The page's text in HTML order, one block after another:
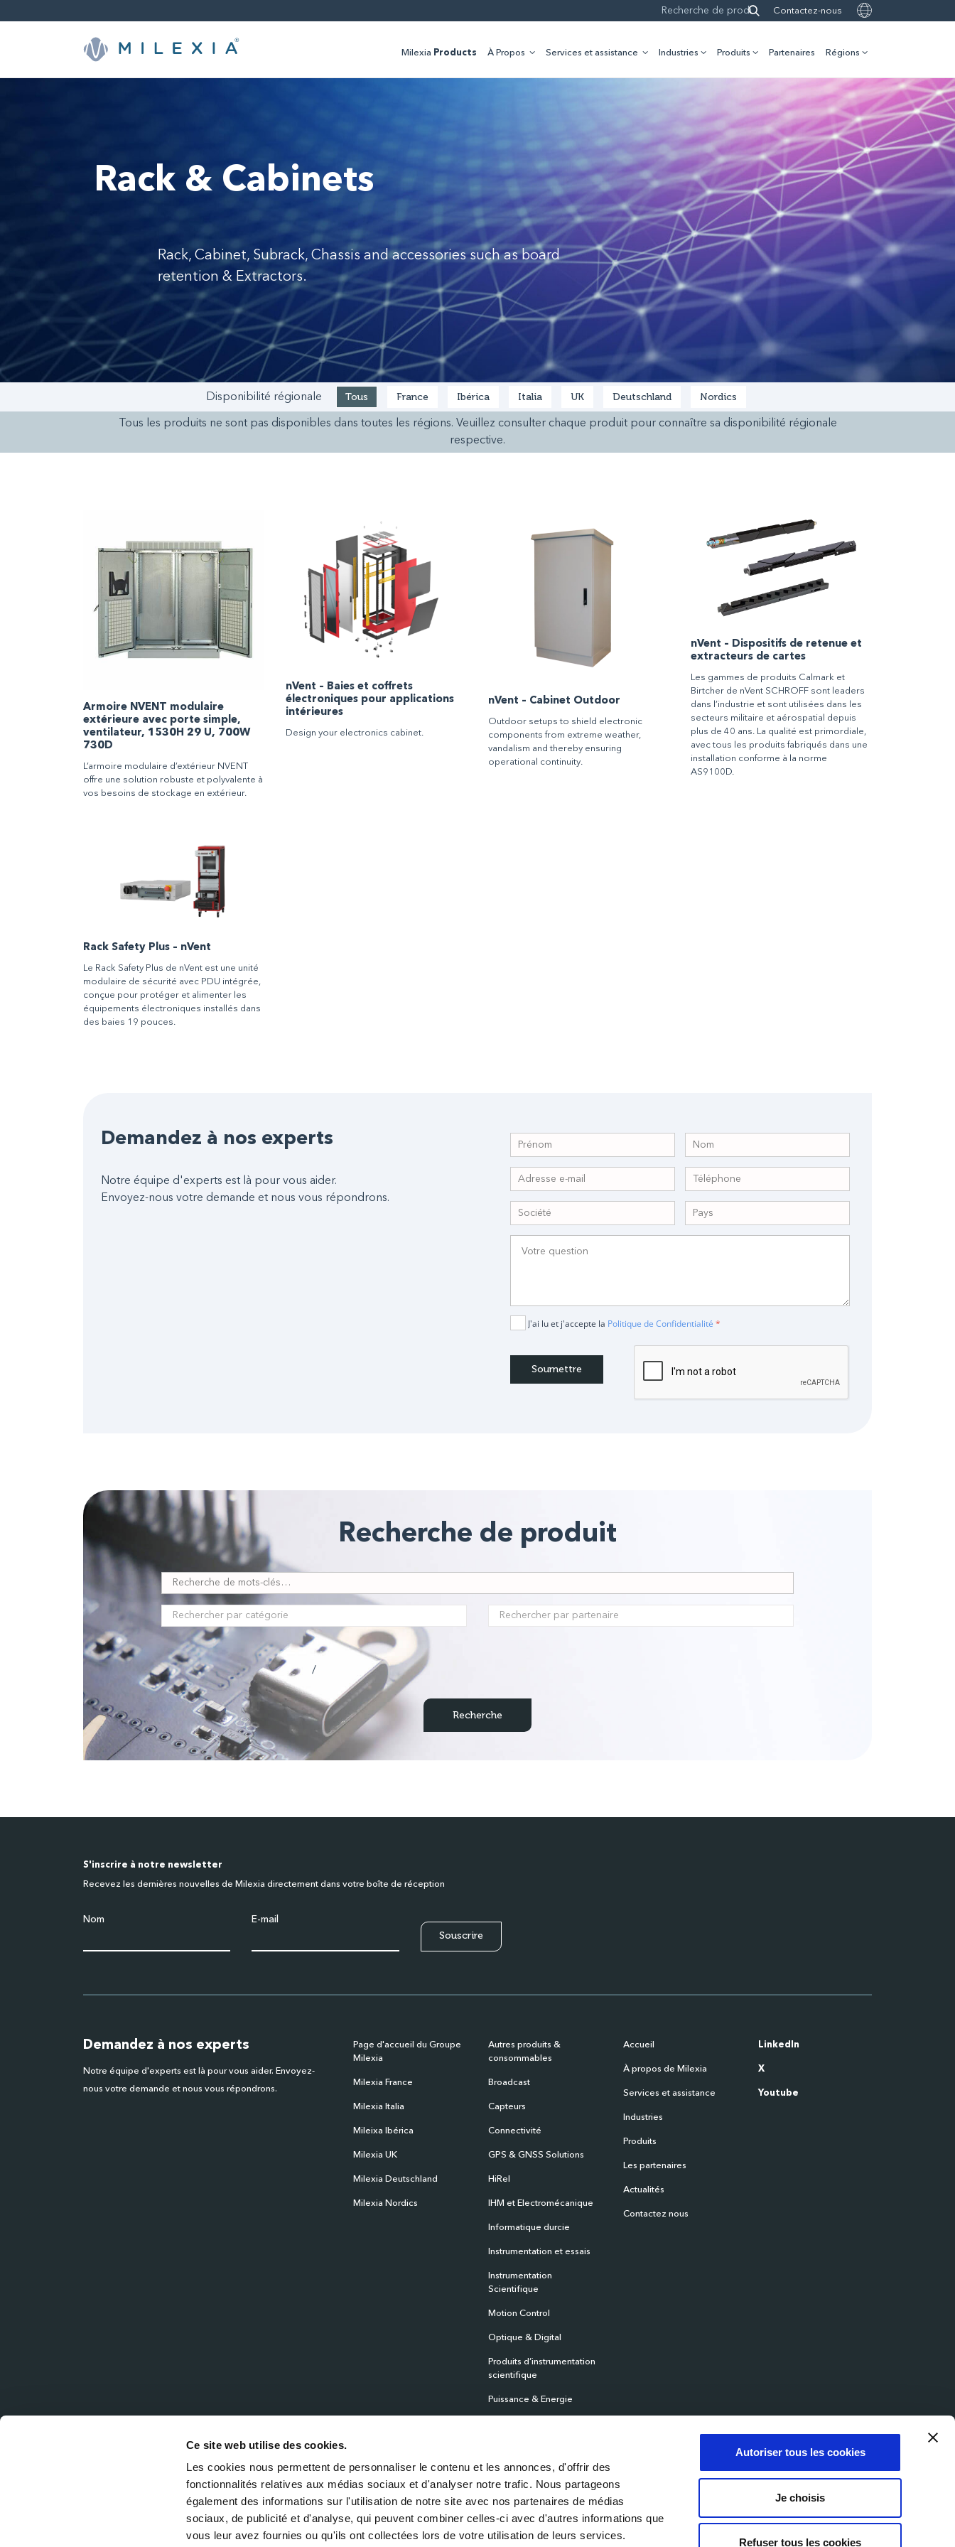
Ce site web utilise des cookies.
Les cookies nous permettent de personnaliser le contenu et les annonces, d'offrir des
fonctionnalités relatives aux médias sociaux et d'analyser notre trafic. Nous partageons
également des informations sur l'utilisation de notre site avec nos partenaires de médias
sociaux, de publicité et d'analyse, qui peuvent combiner celles-ci avec d'autres informations que
vous leur avez fournies ou qu'ils ont collectées lors de votre utilisation de leurs services.
Autoriser tous les cookies
Je choisis
Refuser tous les cookies
Contactez-nous
Milexia Products À Propos Services et assistance Industries Produits Partenaires Régions
Rack & Cabinets
Rack, Cabinet, Subrack, Chassis and accessories such as board
retention & Extractors.
Disponibilité régionale Tous France Ibérica Italia UK Deutschland Nordics
Tous les produits ne sont pas disponibles dans toutes les régions. Veuillez consulter chaque produit pour connaître sa disponibilité régionale
respective.
Armoire NVENT modulaire
extérieure avec porte simple,
ventilateur, 1530H 29 U, 700W
730D
L’armoire modulaire d’extérieur NVENT
offre une solution robuste et polyvalente à
vos besoins de stockage en extérieur.
nVent – Baies et coffrets
électroniques pour applications
intérieures
Design your electronics cabinet.
nVent – Cabinet Outdoor
Outdoor setups to shield electronic
components from extreme weather,
vandalism and thereby ensuring
operational continuity.
nVent – Dispositifs de retenue et
extracteurs de cartes
Les gammes de produits Calmark et
Birtcher de nVent SCHROFF sont leaders
dans l’industrie et sont utilisées dans les
secteurs militaire et aérospatial depuis
plus de 40 ans. La qualité est primordiale,
avec tous les produits fabriqués dans une
installation conforme à la norme
AS9100D.
Rack Safety Plus – nVent
Le Rack Safety Plus de nVent est une unité
modulaire de sécurité avec PDU intégrée,
conçue pour protéger et alimenter les
équipements électroniques installés dans
des baies 19 pouces.
Demandez à nos experts
Notre équipe d'experts est là pour vous aider.
Envoyez-nous votre demande et nous vous répondrons.
J'ai lu et j'accepte la Politique de Confidentialité *
Recherche de produit
/
S'inscrire à notre newsletter
Recevez les dernières nouvelles de Milexia directement dans votre boîte de réception
Nom E-mail
Demandez à nos experts
Notre équipe d'experts est là pour vous aider. Envoyez-
nous votre demande et nous vous répondrons.
Page d'accueil du Groupe
Milexia
Milexia France
Milexia Italia
Mileixa Ibérica
Milexia UK
Milexia Deutschland
Milexia Nordics
Autres produits &
consommables
Broadcast
Capteurs
Connectivité
GPS & GNSS Solutions
HiRel
IHM et Electromécanique
Informatique durcie
Instrumentation et essais
Instrumentation
Scientifique
Motion Control
Optique & Digital
Produits d’instrumentation
scientifique
Puissance & Energie
Temps – Fréquence
Test & Measurement
Accueil
À propos de Milexia
Services et assistance
Industries
Produits
Les partenaires
Actualités
Contactez nous
LinkedIn
X
Youtube